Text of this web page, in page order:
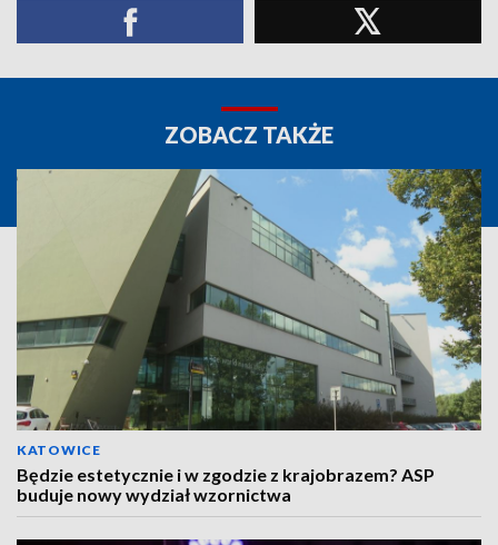
ZOBACZ TAKŻE
KATOWICE
Będzie estetycznie i w zgodzie z krajobrazem? ASP
buduje nowy wydział wzornictwa